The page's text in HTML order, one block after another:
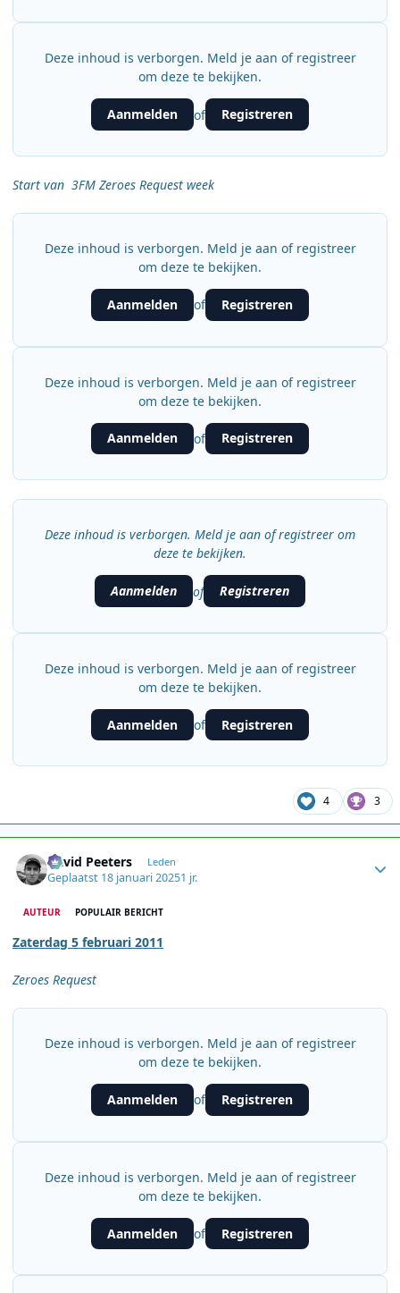
Deze inhoud is verborgen. Meld je aan of registreer
om deze te bekijken.
Aanmelden of Registreren
Start van 3FM Zeroes Request week
Deze inhoud is verborgen. Meld je aan of registreer
om deze te bekijken.
Aanmelden of Registreren
Deze inhoud is verborgen. Meld je aan of registreer
om deze te bekijken.
Aanmelden of Registreren
Deze inhoud is verborgen. Meld je aan of registreer om
deze te bekijken.
Aanmelden of Registreren
Deze inhoud is verborgen. Meld je aan of registreer
om deze te bekijken.
Aanmelden of Registreren
4 3
David Peeters Leden
Geplaatst 18 januari 20251 jr.
AUTEUR POPULAIR BERICHT
Zaterdag 5 februari 2011
Zeroes Request
Deze inhoud is verborgen. Meld je aan of registreer
om deze te bekijken.
Aanmelden of Registreren
Deze inhoud is verborgen. Meld je aan of registreer
om deze te bekijken.
Aanmelden of Registreren